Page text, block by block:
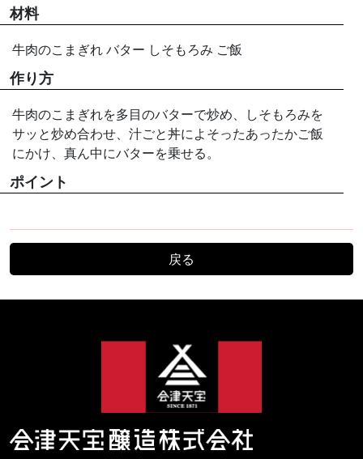
材料
牛肉のこまぎれ バター しそもろみ ご飯
作り方
牛肉のこまぎれを多目のバターで炒め、しそもろみを
サッと炒め合わせ、汁ごと丼によそったあったかご飯
にかけ、真ん中にバターを乗せる。
ポイント
戻る